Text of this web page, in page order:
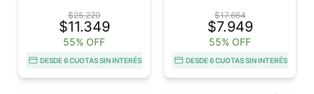
$25.220
$11.349
55% OFF
DESDE 6 CUOTAS SIN INTERÉS
$17.664
$7.949
55% OFF
DESDE 6 CUOTAS SIN INTERÉS